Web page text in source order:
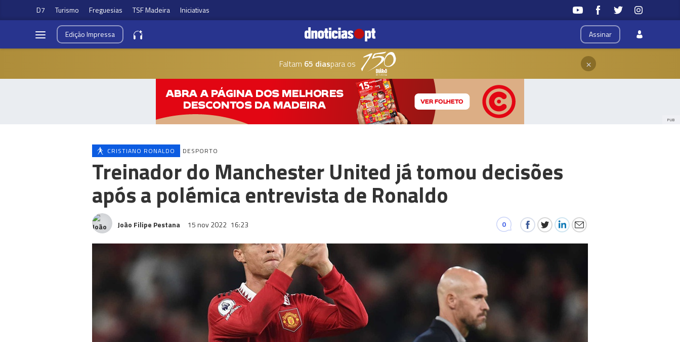
D7 Turismo Freguesias TSF Madeira Iniciativas
Assinar
EdiçãoImpressa
Faltam 65 diaspara os ×
PUB
CRISTIANO RONALDO DESPORTO
Treinador do Manchester United já tomou decisões
após a polémica entrevista de Ronaldo
João Filipe Pestana 15 nov 2022 16:23 0